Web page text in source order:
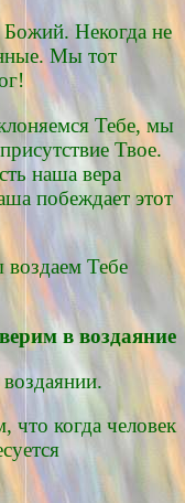
Некогда не
Мы тот
Тебе, мы
Твое.
наша вера
побеждает этот
Тебе
в воздаяние
что когда человек